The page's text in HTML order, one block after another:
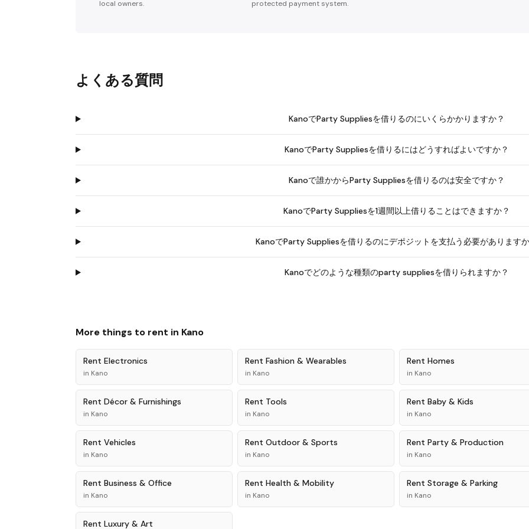
local owners.
protected payment system.
よくある質問
KanoでParty Suppliesを借りるのにいくらかかりますか？
KanoでParty Suppliesを借りるにはどうすればよいですか？
Kanoで誰かからParty Suppliesを借りるのは安全ですか？
KanoでParty Suppliesを1週間以上借りることはできますか？
KanoでParty Suppliesを借りるのにデポジットを支払う必要があります
Kanoでどのような種類のparty suppliesを借りられますか？
More things to rent in Kano
Rent Electronics
in Kano
Rent Fashion & Wearables
in Kano
Rent Homes
in Kano
Rent Décor & Furnishings
in Kano
Rent Tools
in Kano
Rent Baby & Kids
in Kano
Rent Vehicles
in Kano
Rent Outdoor & Sports
in Kano
Rent Party & Production
in Kano
Rent Business & Office
in Kano
Rent Health & Mobility
in Kano
Rent Storage & Parking
in Kano
Rent Luxury & Art